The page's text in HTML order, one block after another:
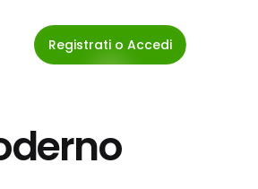
Registrati o Accedi